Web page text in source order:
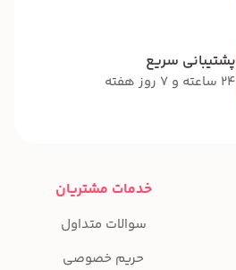
پشتیبانی سریع
24 ساعته و 7 روز هفته
خدمات مشتریان
سوالات متداول
حریم خصوصی